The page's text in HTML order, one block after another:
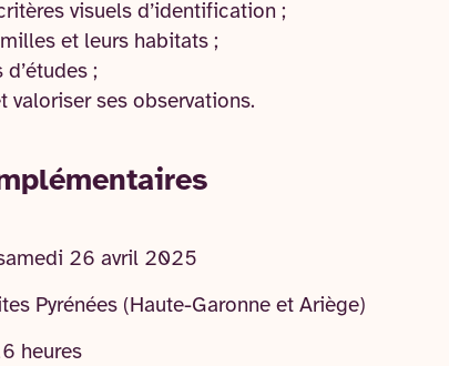
visuels d’identification ;
et leurs habitats ;
;
valoriser ses observations.
26 avril 2025
Pyrénées (Haute-Garonne et Ariège)
heures